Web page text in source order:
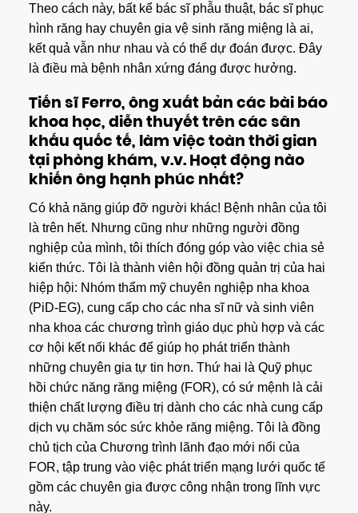
Theo cách này, bất kể bác sĩ phẫu thuật, bác sĩ phục
hình răng hay chuyên gia vệ sinh răng miệng là ai,
kết quả vẫn như nhau và có thể dự đoán được. Đây
là điều mà bệnh nhân xứng đáng được hưởng.
Tiến sĩ Ferro, ông xuất bản các bài báo
khoa học, diễn thuyết trên các sân
khấu quốc tế, làm việc toàn thời gian
tại phòng khám, v.v. Hoạt động nào
khiến ông hạnh phúc nhất?
Có khả năng giúp đỡ người khác! Bệnh nhân của tôi
là trên hết. Nhưng cũng như những người đồng
nghiệp của mình, tôi thích đóng góp vào việc chia sẻ
kiến ​​thức. Tôi là thành viên hội đồng quản trị của hai
hiệp hội: Nhóm thẩm mỹ chuyên nghiệp nha khoa
(PiD-EG), cung cấp cho các nha sĩ nữ và sinh viên
nha khoa các chương trình giáo dục phù hợp và các
cơ hội kết nối khác để giúp họ phát triển thành
những chuyên gia tự tin hơn. Thứ hai là Quỹ phục
hồi chức năng răng miệng (FOR), có sứ mệnh là cải
thiện chất lượng điều trị dành cho các nhà cung cấp
dịch vụ chăm sóc sức khỏe răng miệng. Tôi là đồng
chủ tịch của Chương trình lãnh đạo mới nổi của
FOR, tập trung vào việc phát triển mạng lưới quốc tế
gồm các chuyên gia được công nhận trong lĩnh vực
này.